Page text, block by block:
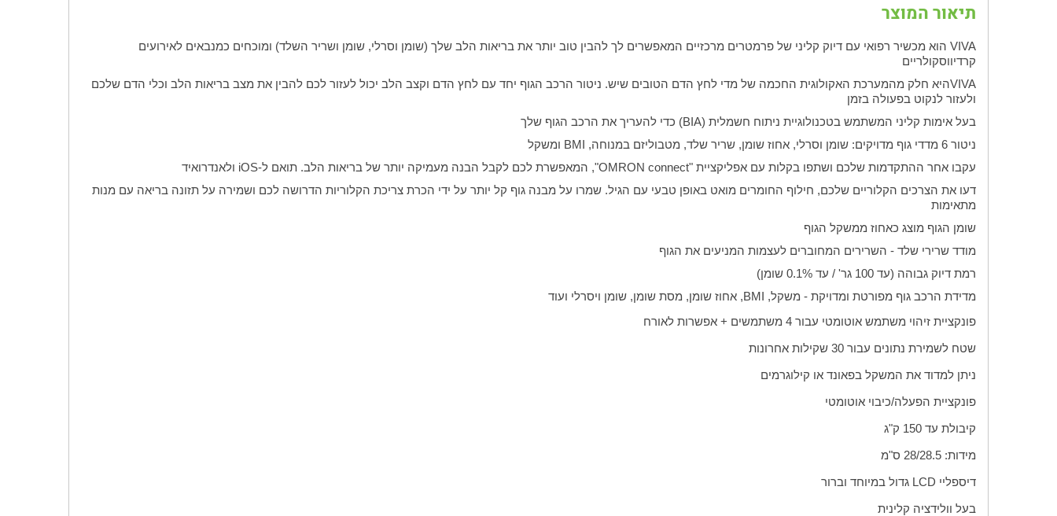
תיאור המוצר
VIVA הוא מכשיר רפואי עם דיוק קליני של פרמטרים מרכזיים המאפשרים לך להבין טוב יותר את בריאות הלב שלך (שומן וסרלי, שומן ושריר השלד) ומוכחים כמנבאים לאירועים
קרדיווסקולריים
VIVAהיא חלק מהמערכת האקולוגית החכמה של מדי לחץ הדם הטובים שיש. ניטור הרכב הגוף יחד עם לחץ הדם וקצב הלב יכול לעזור לכם להבין את מצב בריאות הלב וכלי הדם שלכם
ולעזור לנקוט בפעולה בזמן
בעל אימות קליני המשתמש בטכנולוגיית ניתוח חשמלית (BIA) כדי להעריך את הרכב הגוף שלך
ניטור 6 מדדי גוף מדויקים: שומן וסרלי, אחוז שומן, שריר שלד, מטבוליזם במנוחה,
BMI ומשקל
עקבו אחר ההתקדמות שלכם ושתפו בקלות עם אפליקציית "OMRON connect", המאפשרת לכם לקבל הבנה מעמיקה יותר של בריאות הלב. תואם ל-iOS ולאנדרואיד
דעו את הצרכים הקלוריים שלכם, חילוף החומרים מואט באופן טבעי עם הגיל. שמרו על מבנה גוף קל יותר על ידי הכרת צריכת הקלוריות הדרושה לכם ושמירה על תזונה בריאה עם מנות
מתאימות
שומן הגוף מוצג כאחוז ממשקל הגוף
מודד שרירי שלד - השרירים המחוברים לעצמות המניעים את הגוף
רמת דיוק גבוהה (עד 100 גר' / עד 0.1% שומן)
מדידת הרכב גוף מפורטת ומדויקת - משקל, BMI, אחוז שומן, מסת שומן, שומן ויסרלי ועוד
פונקציית זיהוי משתמש אוטומטי עבור 4 משתמשים + אפשרות לאורח
שטח לשמירת נתונים עבור 30 שקילות אחרונות
ניתן למדוד את המשקל בפאונד או קילוגרמים
פונקציית הפעלה/כיבוי אוטומטי
קיבולת עד 150 ק"ג
מידות: 28/28.5 ס"מ
דיספליי LCD גדול במיוחד וברור
בעל וולידציה קלינית